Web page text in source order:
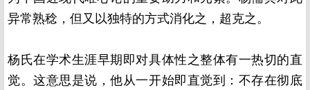
异常熟稔，但又以独特的方式消化之，超克之。
杨氏在学术生涯早期即对具体性之整体有一热切的直
觉。这意思是说，他从一开始即直觉到：不存在彻底